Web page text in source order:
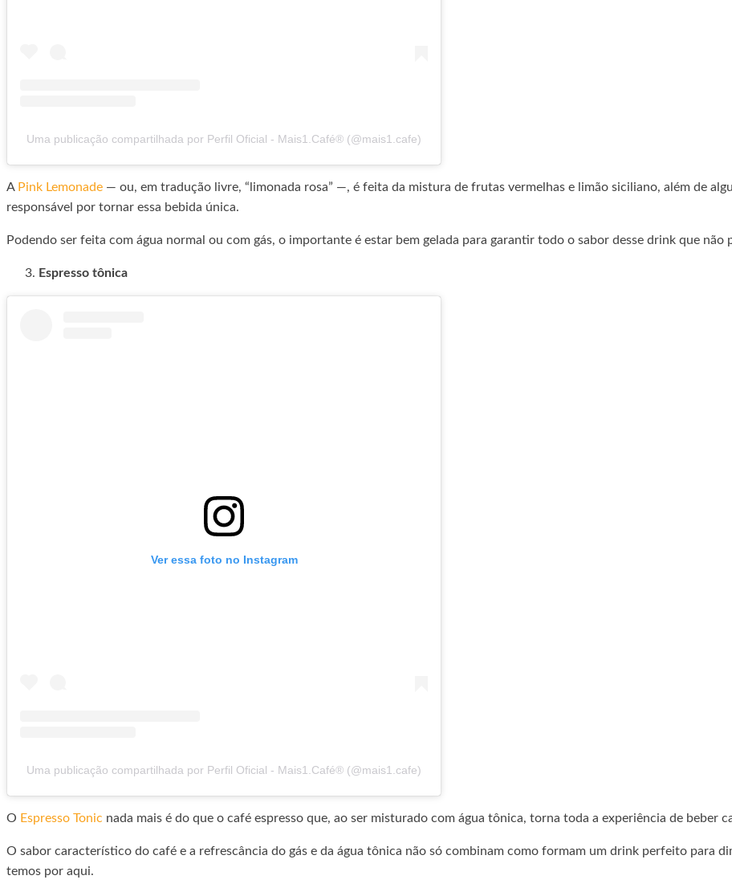
Uma publicação compartilhada por Perfil Oficial - Mais1.Café®️ (@mais1.cafe)
A Pink Lemonade — ou, em tradução livre, “limonada rosa” —, é feita da mistura de frutas vermelhas e limão siciliano, além de
responsável por tornar essa bebida única.
Podendo ser feita com água normal ou com gás, o importante é estar bem gelada para garantir todo o sabor desse drink que
Espresso tônica
Ver essa foto no Instagram
Uma publicação compartilhada por Perfil Oficial - Mais1.Café®️ (@mais1.cafe)
O Espresso Tonic nada mais é do que o café espresso que, ao ser misturado com água tônica, torna toda a experiência de beber
O sabor característico do café e a refrescância do gás e da água tônica não só combinam como formam um drink perfeito para
temos por aqui.